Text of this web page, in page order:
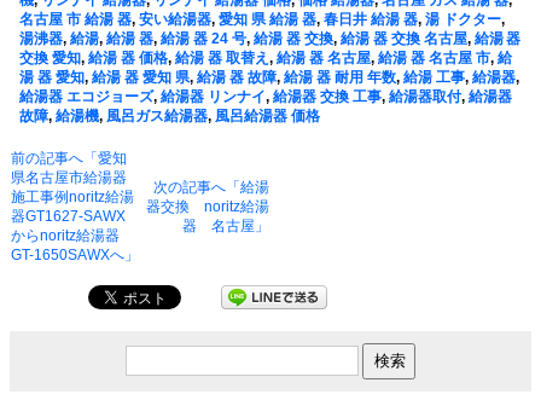
名古屋 市 給湯 器, 安い給湯器, 愛知 県 給湯 器, 春日井 給湯 器, 湯 ドクター,
湯沸器, 給湯, 給湯 器, 給湯 器 24 号, 給湯 器 交換, 給湯 器 交換 名古屋, 給湯 器
交換 愛知, 給湯 器 価格, 給湯 器 取替え , 給湯 器 名古屋, 給湯 器 名古屋 市, 給
湯 器 愛知, 給湯 器 愛知 県, 給湯 器 故障, 給湯 器 耐用 年数, 給湯 工事, 給湯器,
給湯器 エコジョーズ, 給湯器 リンナイ, 給湯器 交換 工事, 給湯器取付, 給湯器
故障, 給湯機, 風呂ガス給湯器, 風呂給湯器 価格
前の記事へ「愛知
県名古屋市給湯器
施工事例noritz給湯
器GT1627-SAWX
からnoritz給湯器
GT-1650SAWXへ」
次の記事へ「給湯
器交換 noritz給湯
器 名古屋」